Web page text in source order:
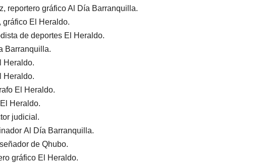
reportero gráfico Al Día Barranquilla.
gráfico El Heraldo.
de deportes El Heraldo.
Barranquilla.
Heraldo.
Heraldo.
El Heraldo.
Heraldo.
judicial.
Al Día Barranquilla.
de Qhubo.
gráfico El Heraldo.